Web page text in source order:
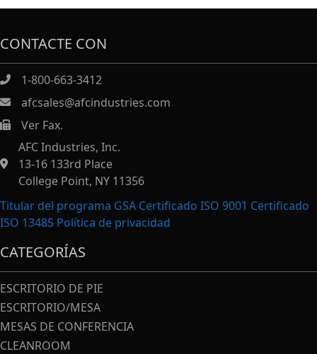
CONTACTE CON
1-800-663-3412
afcsales@afcindustries.com
https://afcindustries.com/contact/#:~:text=Fax
Ver Fax.
AFC Industries, Inc.
13-16 133rd Place
College Point, NY 11356
Titular del programa GSA Certificado ISO 9001 Certificado
ISO 13485 Política de privacidad
CATEGORÍAS
ESCRITORIO DE PIE
ESCRITORIO/MESA
MESAS DE CONFERENCIA
CLEANROOM